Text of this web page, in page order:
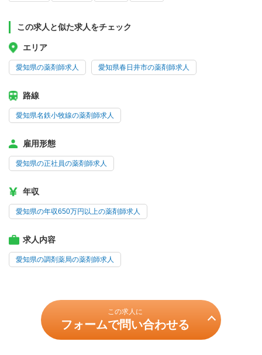
この求人と似た求人をチェック
エリア
愛知県の薬剤師求人 愛知県春日井市の薬剤師求人
路線
愛知県名鉄小牧線の薬剤師求人
雇用形態
愛知県の正社員の薬剤師求人
年収
愛知県の年収650万円以上の薬剤師求人
求人内容
愛知県の調剤薬局の薬剤師求人
この求人に
フォームで問い合わせる